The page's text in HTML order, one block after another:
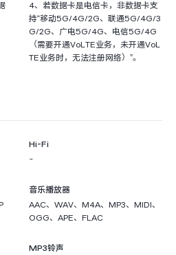
4、若数据卡是电信卡，非数据卡支
持“移动5G/4G/2G、联通5G/4G/3
G/2G、广电5G/4G、电信5G/4G
（需要开通VoLTE业务，未开通VoL
TE业务时，无法注册网络）”。
Hi-Fi
-
音乐播放器
AAC、WAV、M4A、MP3、MIDI、
OGG、APE、FLAC
MP3铃声